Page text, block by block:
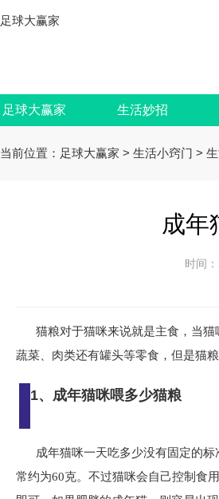
足球大赢家
足球大赢家 生活妙招
当前位置： 足球大赢家 > 生活小窍门 >
成年
时间
猫粮对于猫咪来说就是主食，当
蔬菜、肉类还有罐头等零食，但是猫
1、成年猫咪喂多少猫粮
成年猫咪一天吃多少没有固定的
常约为60克。不过猫咪会自己控制食